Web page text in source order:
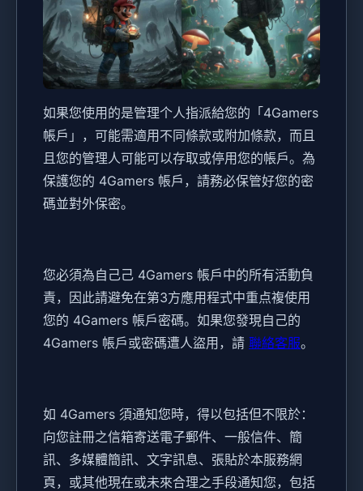
如果您使用的是管理个人指派給您的「4Gamers
帳戶」，可能需適用不同條款或附加條款，而且
且您的管理人可能可以存取或停用您的帳戶。為
保護您的 4Gamers 帳戶，請務必保管好您的密
碼並對外保密。
您必須為自己己 4Gamers 帳戶中的所有活動負
責，因此請避免在第3方應用程式中重点複使用
您的 4Gamers 帳戶密碼。如果您發現自己的
4Gamers 帳戶或密碼遭人盜用，請 聯絡客服。
如 4Gamers 須通知您時，得以包括但不限於：
向您註冊之信箱寄送電子郵件、一般信件、簡
訊、多媒體簡訊、文字訊息、張貼於本服務網
頁，或其他現在或未來合理之手段通知您，包括